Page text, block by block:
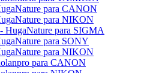
para CANON
para NIKON
HugaNature para SIGMA
para SONY
para NIKON
para CANON